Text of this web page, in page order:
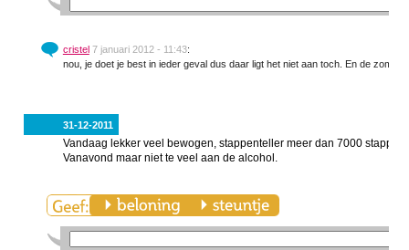
cristel 7 januari 2012 - 11:43:
nou, je doet je best in ieder geval dus daar ligt het niet aan toch. En de
31-12-2011
Vandaag lekker veel bewogen, stappenteller meer dan 7000 stappen.
Vanavond maar niet te veel aan de alcohol.